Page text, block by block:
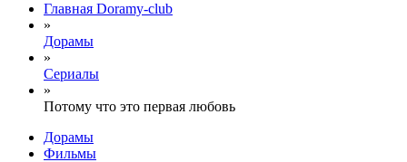
Главная Doramy-club
»
Дорамы
»
Сериалы
»
Потому что это первая любовь
Дорамы
Фильмы